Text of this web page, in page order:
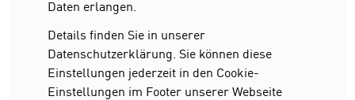
Daten erlangen.
Details finden Sie in unserer
Datenschutzerklärung. Sie können diese
Einstellungen jederzeit in den Cookie-
Einstellungen im Footer unserer Webseite